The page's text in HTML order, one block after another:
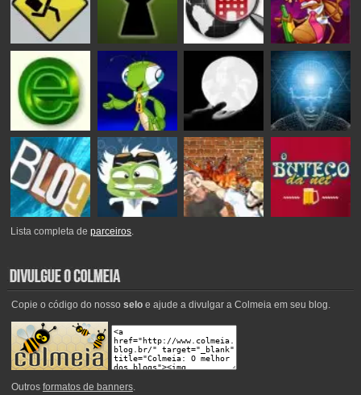
Lista completa deparceiros.
Copie o código do nosso seloe ajude a divulgar a Colmeia em seu blog.
Outros formatos de banners.